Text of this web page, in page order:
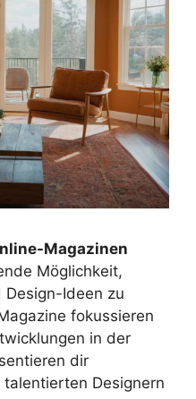
Magazinen
Möglichkeit,
Design-Ideen zu
fokussieren
in der
dir
Designern